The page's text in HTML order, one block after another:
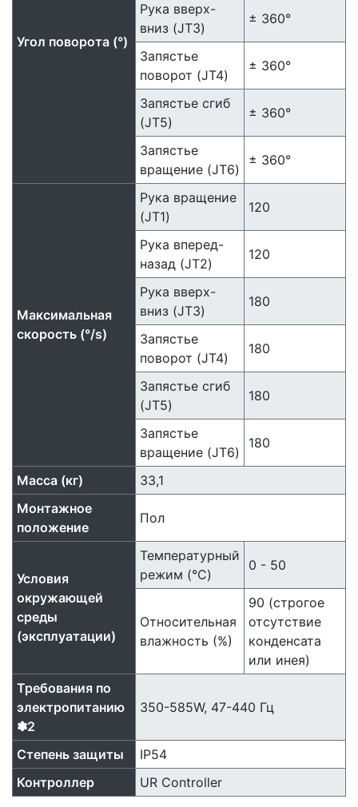
Угол поворота (°)
Рука вверх-
вниз (JT3)
± 360°
Запястье
поворот (JT4)
± 360°
Запястье сгиб
(JT5)
± 360°
Запястье
вращение (JT6)
± 360°
Максимальная
скорость (°/s)
Рука вращение
(JT1)
120
Рука вперед-
назад (JT2)
120
Рука вверх-
вниз (JT3)
180
Запястье
поворот (JT4)
180
Запястье сгиб
(JT5)
180
Запястье
вращение (JT6)
180
Масса (кг)
33,1
Монтажное
положение
Пол
Условия
окружающей
среды
(эксплуатации)
Температурный
режим (°C)
0 - 50
Относительная
влажность (%)
90 (строгое
отсутствие
конденсата
или инея)
Требования по
электропитанию
✽2
350-585W, 47-440 Гц
Степень защиты
IP54
Контроллер
UR Controller